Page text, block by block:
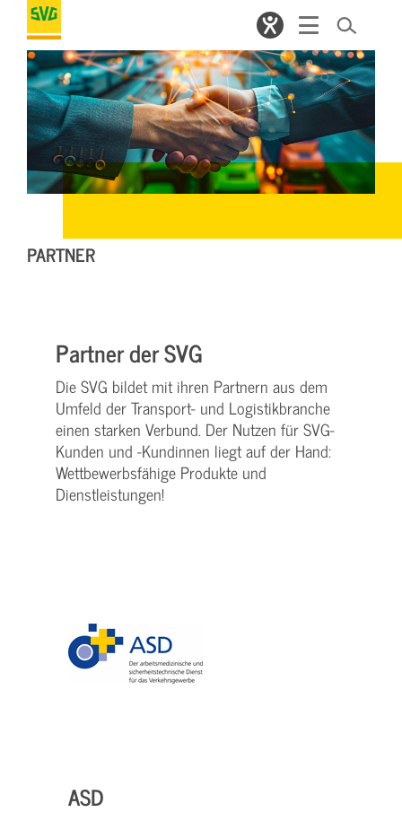
PARTNER
Partner der SVG
Die SVG bildet mit ihren Partnern aus dem
Umfeld der Transport- und Logistikbranche
einen starken Verbund. Der Nutzen für SVG-
Kunden und -Kundinnen liegt auf der Hand:
Wettbewerbsfähige Produkte und
Dienstleistungen!
ASD